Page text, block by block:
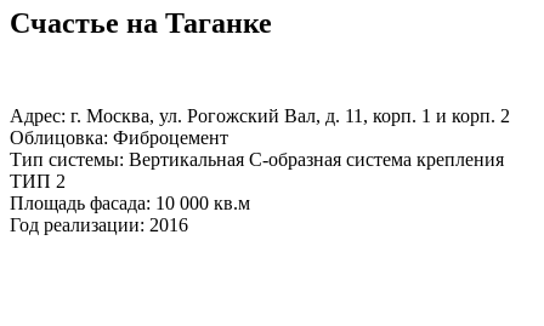
Счастье на Таганке
Адрес: г. Москва, ул. Рогожский Вал, д. 11, корп. 1 и корп. 2
Облицовка: Фиброцемент
Тип системы: Вертикальная С-образная система крепления
ТИП 2
Площадь фасада: 10 000 кв.м
Год реализации: 2016